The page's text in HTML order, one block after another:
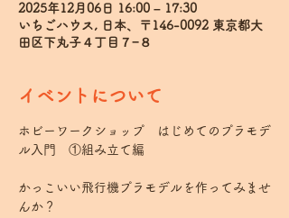
2025年12月06日 16:00 – 17:30
いちごハウス, 日本、〒146-0092 東京都大
田区下丸子４丁目７−８
イベントについて
ホビーワークショップ　はじめてのプラモデ
ル入門　①組み立て編
かっこいい飛行機プラモデルを作ってみませ
んか？